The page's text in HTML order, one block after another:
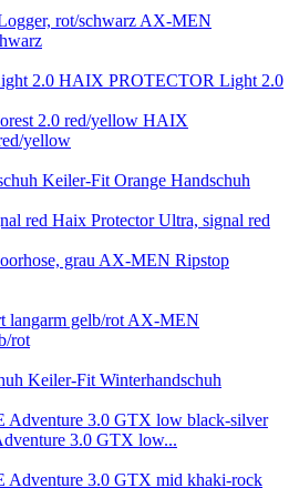
AX-MEN
HAIX PROTECTOR Light 2.0
HAIX
yellow
Keiler-Fit Orange Handschuh
Haix Protector Ultra, signal red
AX-MEN Ripstop
AX-MEN
rot
Keiler-Fit Winterhandschuh
3.0 GTX low...